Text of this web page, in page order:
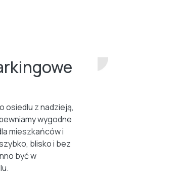
osiedlu z nadzieją,
wygodne
mieszkańców i
blisko i bez
być w